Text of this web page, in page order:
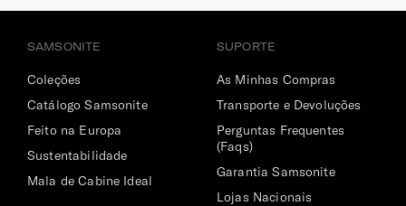
SAMSONITE
Coleções
Catálogo Samsonite
Feito na Europa
Sustentabilidade
Mala de Cabine Ideal
SUPORTE
As Minhas Compras
Transporte e Devoluções
Perguntas Frequentes
(Faqs)
Garantia Samsonite
Lojas Nacionais